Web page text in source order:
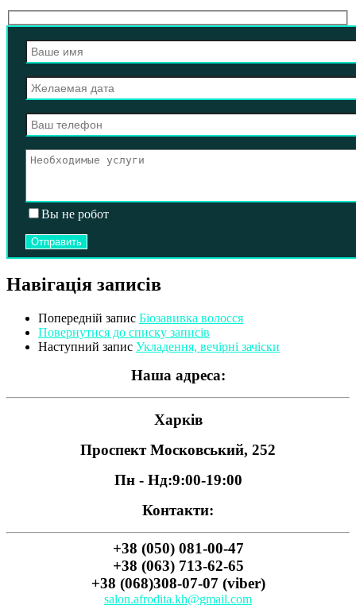
Вы не робот
Навігація записів
Попередній запис Біозавивка волосся
Повернутися до списку записів
Наступний запис Укладення, вечірні зачіски
Наша адреса:
Харків
Проспект Московський, 252
Пн - Нд:9:00-19:00
Контакти:
+38 (050) 081-00-47
+38 (063) 713-62-65
+38 (068)308-07-07 (viber)
salon.afrodita.kh@gmail.com